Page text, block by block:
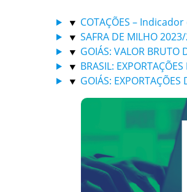
COTAÇÕES –
SAFRA DE MILHO
GOIÁS: VALOR
BRASIL:
GOIÁS: